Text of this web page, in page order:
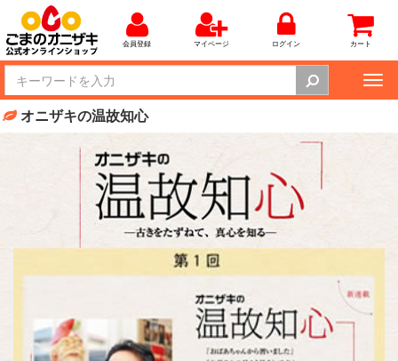
会員登録 マイページ ログイン カート
オニザキの温故知心